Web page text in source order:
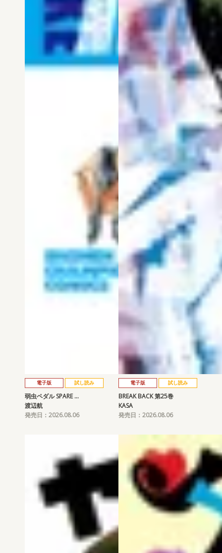
電子版 試し読み
弱虫ペダル SPARE …
渡辺航
発売日：2026.08.06
電子版 試し読み
BREAK BACK 第25巻
KASA
発売日：2026.08.06